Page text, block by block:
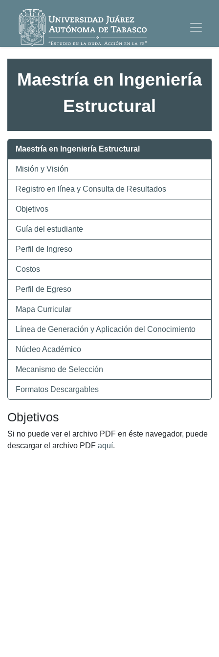
Maestría en Ingeniería
Estructural
Maestría en Ingeniería Estructural
Misión y Visión
Registro en línea y Consulta de Resultados
Objetivos
Guía del estudiante
Perfil de Ingreso
Costos
Perfil de Egreso
Mapa Curricular
Línea de Generación y Aplicación del Conocimiento
Núcleo Académico
Mecanismo de Selección
Formatos Descargables
Objetivos
Si no puede ver el archivo PDF en éste navegador, puede
descargar el archivo PDF aquí.